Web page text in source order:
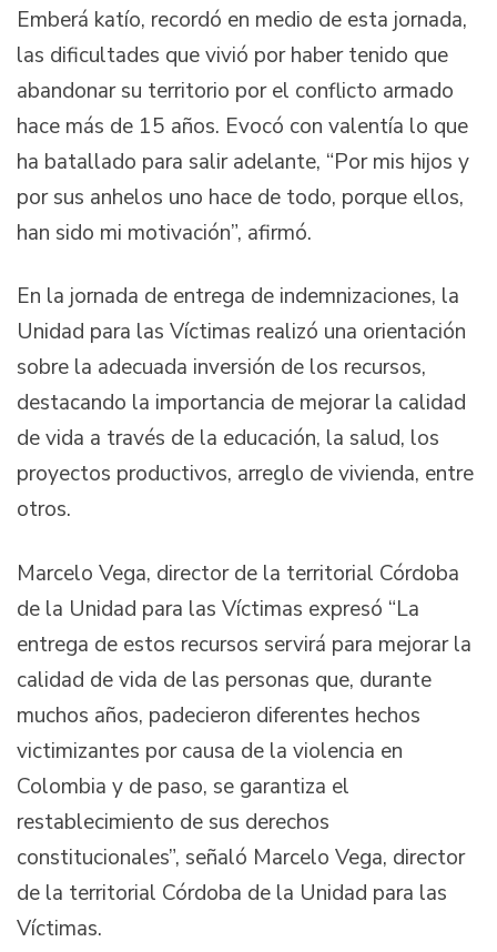
Emberá katío, recordó en medio de esta jornada,
las dificultades que vivió por haber tenido que
abandonar su territorio por el conflicto armado
hace más de 15 años. Evocó con valentía lo que
ha batallado para salir adelante, “Por mis hijos y
por sus anhelos uno hace de todo, porque ellos,
han sido mi motivación”, afirmó.
En la jornada de entrega de indemnizaciones, la
Unidad para las Víctimas realizó una orientación
sobre la adecuada inversión de los recursos,
destacando la importancia de mejorar la calidad
de vida a través de la educación, la salud, los
proyectos productivos, arreglo de vivienda, entre
otros.
Marcelo Vega, director de la territorial Córdoba
de la Unidad para las Víctimas expresó “La
entrega de estos recursos servirá para mejorar la
calidad de vida de las personas que, durante
muchos años, padecieron diferentes hechos
victimizantes por causa de la violencia en
Colombia y de paso, se garantiza el
restablecimiento de sus derechos
constitucionales”, señaló Marcelo Vega, director
de la territorial Córdoba de la Unidad para las
Víctimas.